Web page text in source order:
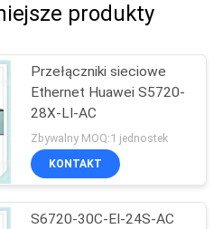
produkty
Przełączniki sieciowe
Ethernet Huawei S5720-
28X-LI-AC
Zbywalny MOQ:1 jednostek
KONTAKT
S6720-30C-EI-24S-AC